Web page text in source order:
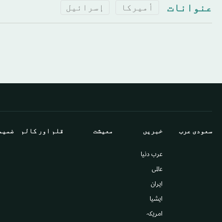
عنوانات أميركا إسرائيل
سعودى عرب خبريں
عرب دنیا
عالمى
ایران
ايشيا
امريكہ
معيشت قلم اور كالم